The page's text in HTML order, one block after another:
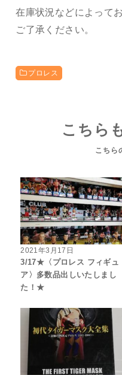
在庫状況などによって
ご了承ください。
プロレス
こちら
2021年3月17日
3/17★〈プロレス フィギュ
ア〉多数品出しいたしまし
た！★